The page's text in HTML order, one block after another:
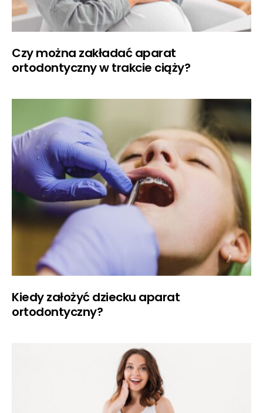
Czy można zakładać aparat
ortodontyczny w trakcie ciąży?
Kiedy założyć dziecku aparat
ortodontyczny?